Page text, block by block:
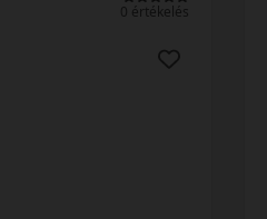
0 értékelés